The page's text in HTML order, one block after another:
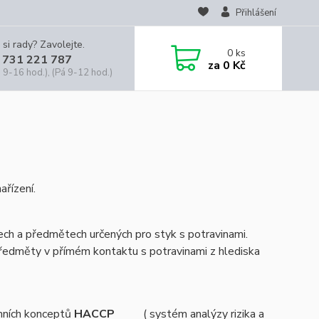
Přihlášení
rady? Zavolejte.
221 787
9-16 hod.), (Pá 9-12 hod.)
0ks
za 0 Kč
a předmětech určených pro styk s potravinami.
v přímém kontaktu s potravinami z hlediska
konceptů HACCP ( systém analýzy rizika a